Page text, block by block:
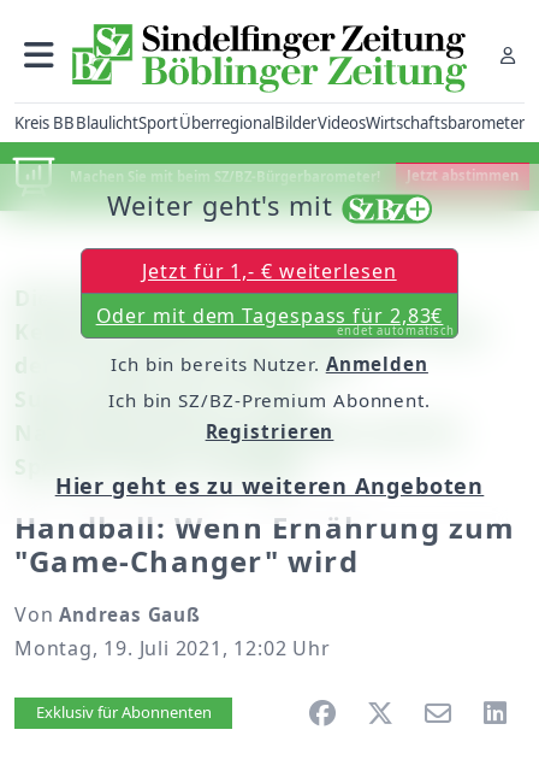
Kreis BBBlaulichtSportÜberregionalBilderVideosWirtschaftsbarometer
Machen Sie mit beim SZ/BZ-Bürgerbarometer! Jetzt abstimmen
Die Ernährungsberaterin Aleksandra
Keleman stellt den den Zweitliga-Frauen
der SG H2KU Herrenberg ihre
Supersparformel vor /Die
Nahrungsmittelveträglichkeit wird für
Sportler immer wichtiger
Handball: Wenn Ernährung zum
"Game-Changer" wird
VonAndreas Gauß
Montag, 19. Juli 2021, 12:02 Uhr
Artikel vorlesen
Exklusiv für Abonnenten
Weiter geht's mit
Jetzt für 1,- € weiterlesen
Oder mit dem Tagespass für 2,83€
endet automatisch
Ich bin bereits Nutzer. Anmelden
Ich bin SZ/BZ-Premium Abonnent.
Registrieren
Hier geht es zu weiteren Angeboten